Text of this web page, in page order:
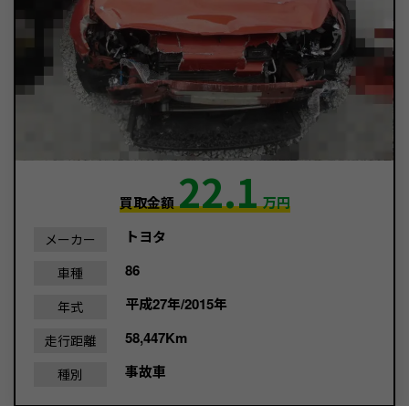
買取金額22.1万円
メーカー トヨタ
車種 86
年式 平成27年/2015年
走行距離 58,447Km
種別 事故車